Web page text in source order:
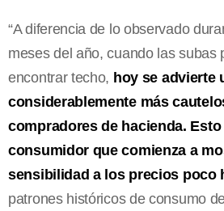
“A diferencia de lo observado
meses del año, cuando las subas
encontrar techo, hoy se advierte
considerablemente más
compradores de hacienda.
consumidor que comienza a
sensibilidad a los precios poco
patrones históricos de consumo